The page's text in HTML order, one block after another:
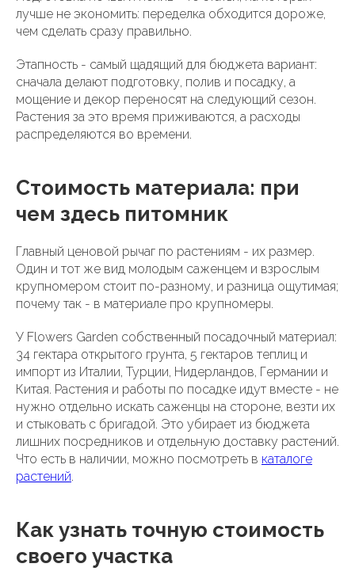
лучше не экономить: переделка обходится дороже,
чем сделать сразу правильно.
Этапность - самый щадящий для бюджета вариант:
сначала делают подготовку, полив и посадку, а
мощение и декор переносят на следующий сезон.
Растения за это время приживаются, а расходы
распределяются во времени.
Стоимость материала: при
чем здесь питомник
Главный ценовой рычаг по растениям - их размер.
Один и тот же вид молодым саженцем и взрослым
крупномером стоит по-разному, и разница ощутимая;
почему так - в материале про крупномеры.
У Flowers Garden собственный посадочный материал:
34 гектара открытого грунта, 5 гектаров теплиц и
импорт из Италии, Турции, Нидерландов, Германии и
Китая. Растения и работы по посадке идут вместе - не
нужно отдельно искать саженцы на стороне, везти их
и стыковать с бригадой. Это убирает из бюджета
лишних посредников и отдельную доставку растений.
Что есть в наличии, можно посмотреть в каталоге
растений.
Как узнать точную стоимость
своего участка